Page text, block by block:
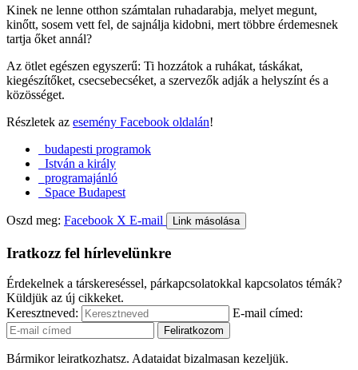
Kinek ne lenne otthon számtalan ruhadarabja, melyet megunt,
kinőtt, sosem vett fel, de sajnálja kidobni, mert többre érdemesnek
tartja őket annál?
Az ötlet egészen egyszerű: Ti hozzátok a ruhákat, táskákat,
kiegészítőket, csecsebecséket, a szervezők adják a helyszínt és a
közösséget.
Részletek az esemény Facebook oldalán!
budapesti programok
István a király
programajánló
Space Budapest
Oszd meg: Facebook X E-mail Link másolása
Iratkozz fel hírlevelünkre
Érdekelnek a társkereséssel, párkapcsolatokkal kapcsolatos témák?
Küldjük az új cikkeket.
Keresztneved:
E-mail címed:
Bármikor leiratkozhatsz. Adataidat bizalmasan kezeljük.